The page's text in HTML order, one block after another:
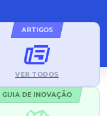
ARTIGOS
VER TODOS
GUIA DE INOVAÇÃO